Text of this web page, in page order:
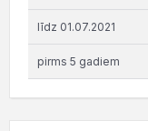
līdz 01.07.2021
pirms 5 gadiem